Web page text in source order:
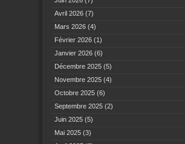
Avril 2026 (7)
Mars 2026 (4)
Février 2026 (1)
Janvier 2026 (6)
Décembre 2025 (5)
Novembre 2025 (4)
Octobre 2025 (6)
Septembre 2025 (2)
Juin 2025 (5)
Mai 2025 (3)